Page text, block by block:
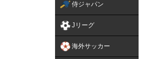
侍ジャパン
Jリーグ
海外サッカー